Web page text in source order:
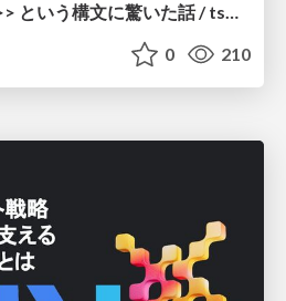
TSX の <Hoge<Fuga>> という構文に驚いた話 / tsx-type-argument-syntax
0 210